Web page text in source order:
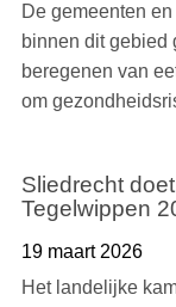
De gemeenten
binnen dit gebied
beregenen van
om
Sliedrecht
Tegelwippen
19 maart 2026
Het landelijke